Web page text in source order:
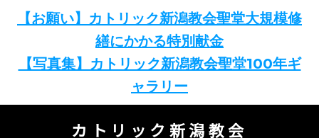
【お願い】カトリック新潟教会聖堂大規模修
繕にかかる特別献金
【写真集】カトリック新潟教会聖堂100年ギ
ャラリー
カトリック新潟教会